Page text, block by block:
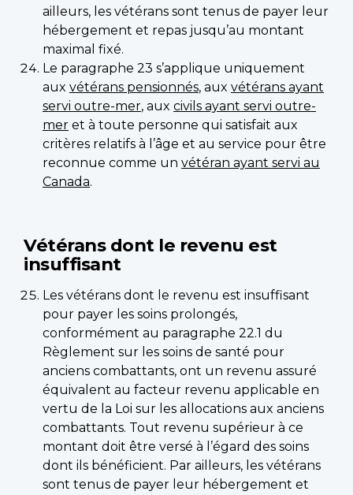
ailleurs, les vétérans sont tenus de payer leur
hébergement et repas jusqu’au montant
maximal fixé.
Le paragraphe 23 s’applique uniquement
aux vétérans pensionnés, aux vétérans ayant
servi outre-mer, aux civils ayant servi outre-
mer et à toute personne qui satisfait aux
critères relatifs à l’âge et au service pour être
reconnue comme un vétéran ayant servi au
Canada.
Vétérans dont le revenu est
insuffisant
Les vétérans dont le revenu est insuffisant
pour payer les soins prolongés,
conformément au paragraphe 22.1 du
Règlement sur les soins de santé pour
anciens combattants, ont un revenu assuré
équivalent au facteur revenu applicable en
vertu de la Loi sur les allocations aux anciens
combattants. Tout revenu supérieur à ce
montant doit être versé à l’égard des soins
dont ils bénéficient. Par ailleurs, les vétérans
sont tenus de payer leur hébergement et